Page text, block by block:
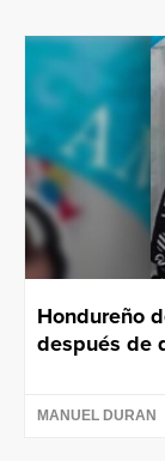
Hondureño
después de
MANUEL DURAN